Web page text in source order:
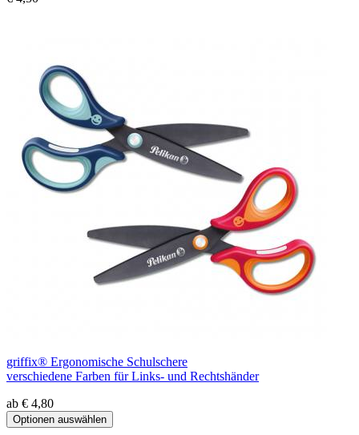
griffix® Ergonomische Schulschere
verschiedene Farben für Links- und Rechtshänder
ab € 4,80